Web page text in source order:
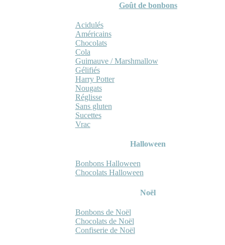
Goût de bonbons
Acidulés
Américains
Chocolats
Cola
Guimauve / Marshmallow
Gélifiés
Harry Potter
Nougats
Réglisse
Sans gluten
Sucettes
Vrac
Halloween
Bonbons Halloween
Chocolats Halloween
Noël
Bonbons de Noël
Chocolats de Noël
Confiserie de Noël